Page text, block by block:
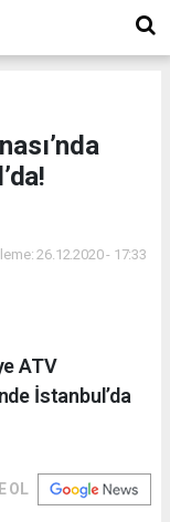
26.12.2020 - 17:33
ATV
İstanbul’da
OL